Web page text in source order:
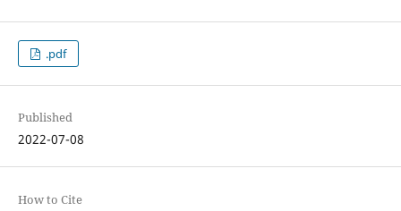
.pdf
Published
2022-07-08
How to Cite